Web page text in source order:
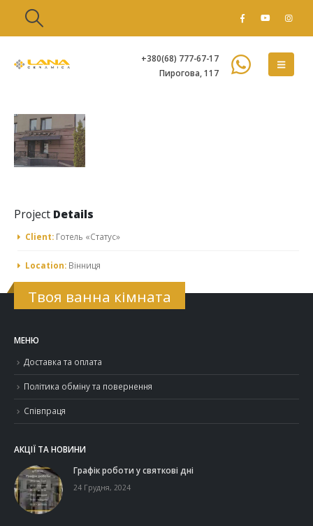
+380(68) 777-67-17
Пирогова, 117
Project Details
Client: Готель «Статус»
Location: Вінниця
Твоя ванна кімната
МЕНЮ
Доставка та оплата
Політика обміну та повернення
Співпраця
АКЦІЇ ТА НОВИНИ
Графік роботи у святкові дні
24 Грудня, 2024